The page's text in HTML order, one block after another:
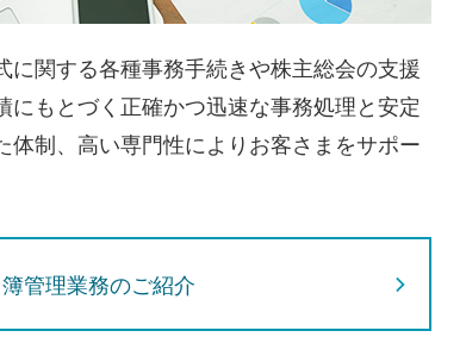
に関する各種事務手続きや株主総会の支援
にもとづく正確かつ迅速な事務処理と安定
体制、高い専門性によりお客さまをサポー
管理業務のご紹介